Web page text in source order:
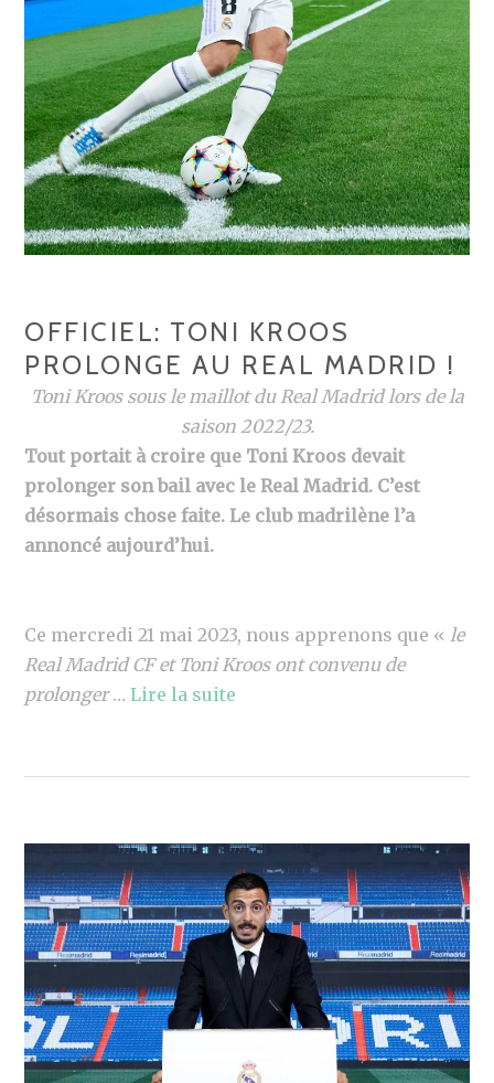
OFFICIEL: TONI KROOS
PROLONGE AU REAL MADRID !
Toni Kroos sous le maillot du Real Madrid lors de la
saison 2022/23.
Tout portait à croire que Toni Kroos devait
prolonger son bail avec le Real Madrid. C’est
désormais chose faite. Le club madrilène l’a
annoncé aujourd’hui.
Ce mercredi 21 mai 2023, nous apprenons que «le
Real Madrid CF et Toni Kroos ont convenu de
prolonger…Lire la suite